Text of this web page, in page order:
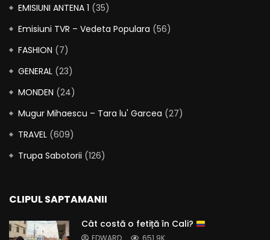
EMISIUNI ANTENA 1 (35)
Emisiuni TVR – Vedeta Populara (56)
FASHION (7)
GENERAL (23)
MONDEN (24)
Mugur Mihaescu – Tara lu' Garcea (27)
TRAVEL (609)
Trupa Sabotorii (126)
CLIPUL SAPTAMANII
Cât costă o fetiță în Cali?